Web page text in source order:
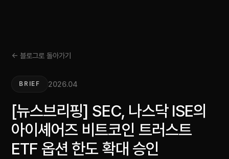
← 블로그로 돌아가기
BRIEF 2026.04
[뉴스브리핑] SEC, 나스닥 ISE의
아이셰어즈 비트코인 트러스트
ETF 옵션 한도 확대 승인